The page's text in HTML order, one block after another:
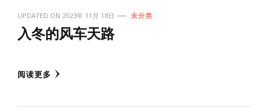
UPDATED ON 2023年 11月 18日 未分类
入冬的风车天路
阅读更多